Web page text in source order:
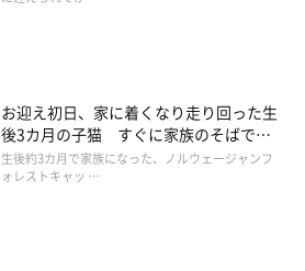
お迎え初日、家に着くなり走り回った生
後3カ月の子猫 すぐに家族のそばで落
ち着く姿に「迎えてよかった」
生後約3カ月で家族になった、ノルウェージャンフ
ォレストキャッ …